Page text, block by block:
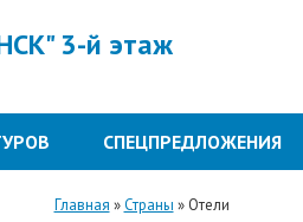
3-й этаж
СПЕЦПРЕДЛОЖЕНИЯ
Главная »Страны » Отели